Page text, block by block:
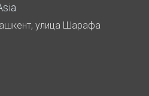
улица Шарафа